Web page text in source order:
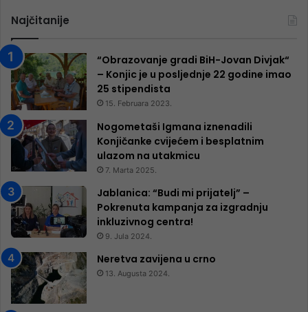
Najčitanije
“Obrazovanje gradi BiH-Jovan Divjak“
– Konjic je u posljednje 22 godine imao
25 ​​stipendista
15. Februara 2023.
Nogometaši Igmana iznenadili
Konjičanke cvijećem i besplatnim
ulazom na utakmicu
7. Marta 2025.
Jablanica: “Budi mi prijatelj” –
Pokrenuta kampanja za izgradnju
inkluzivnog centra!
9. Jula 2024.
Neretva zavijena u crno
13. Augusta 2024.